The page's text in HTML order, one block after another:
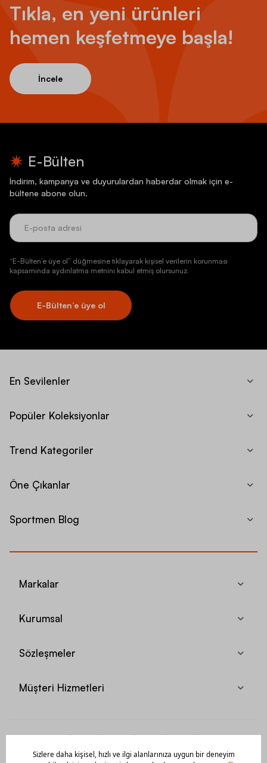
Tıkla, en yeni ürünleri
hemen keşfetmeye başla!
İncele
E-Bülten
İndirim, kampanya ve duyurulardan haberdar olmak için e-
bültene abone olun.
“E-Bülten’e üye ol” düğmesine tıklayarak kişisel verilerin korunması
kapsamında aydınlatma metnini kabul etmiş olursunuz.
E-Bülten’e üye ol
En Sevilenler
Popüler Koleksiyonlar
Trend Kategoriler
Öne Çıkanlar
Sportmen Blog
Markalar
Kurumsal
Sözleşmeler
Müşteri Hizmetleri